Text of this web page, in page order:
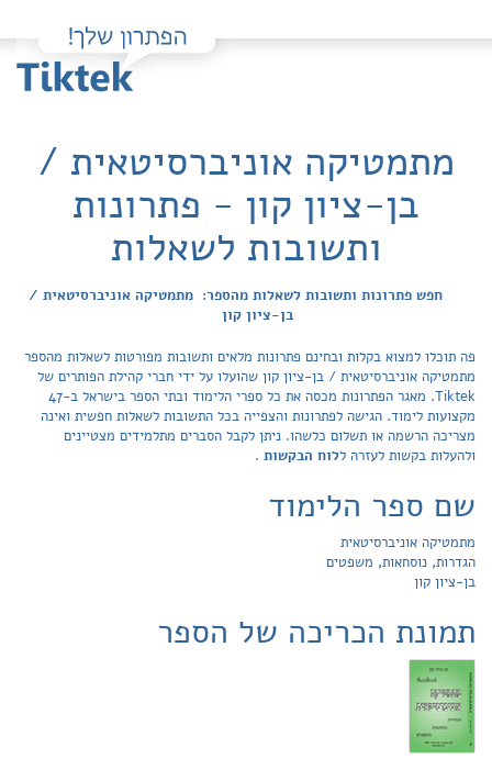
מתמטיקה אוניברסיטאית /
בן-ציון קון - פתרונות
ותשובות לשאלות
חפש פתרונות ותשובות לשאלות מהספר: מתמטיקה אוניברסיטאית /
בן-ציון קון
פה תוכלו למצוא בקלות ובחינם פתרונות מלאים ותשובות מפורטות לשאלות מהספר
מתמטיקה אוניברסיטאית / בן-ציון קון שהועלו על ידי חברי קהילת הפותרים של
Tiktek. מאגר הפתרונות מכסה את כל ספרי הלימוד ובתי הספר בישראל ב-47
מקצועות לימוד. הגישה לפתרונות והצפייה בכל התשובות לשאלות חפשית ואינה
מצריכה הרשמה או תשלום כלשהו. ניתן לקבל הסברים מתלמידים מצטיינים
ולהעלות בקשות לעזרה ללוח הבקשות .
שם ספר הלימוד
מתמטיקה אוניברסיטאית
הגדרות, נוסחאות, משפטים
בן-ציון קון
תמונת הכריכה של הספר